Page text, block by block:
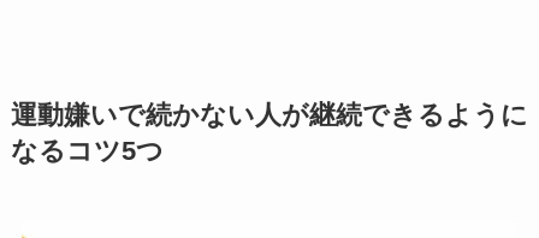
運動嫌いで続かない人が継続できるように
なるコツ5つ